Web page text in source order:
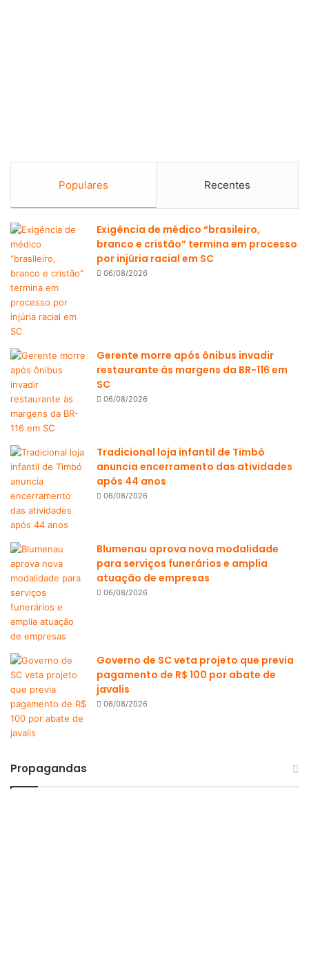
Populares Recentes
Exigência de médico “brasileiro,
branco e cristão” termina em processo
por injúria racial em SC
06/08/2026
Gerente morre após ônibus invadir
restaurante às margens da BR-116 em
SC
06/08/2026
Tradicional loja infantil de Timbó
anuncia encerramento das atividades
após 44 anos
06/08/2026
Blumenau aprova nova modalidade
para serviços funerários e amplia
atuação de empresas
06/08/2026
Governo de SC veta projeto que previa
pagamento de R$ 100 por abate de
javalis
06/08/2026
Propagandas